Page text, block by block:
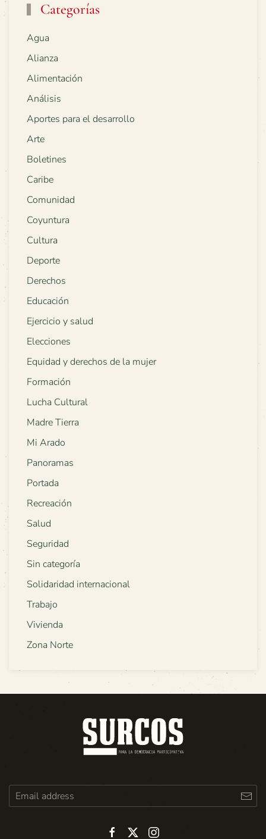
Categorías
Agua
Alianza
Alimentación
Análisis
Aportes para el desarrollo
Arte
Boletines
Caribe
Comunidad
Coyuntura
Cultura
Deporte
Derechos
Educación
Ejercicio y salud
Elecciones
Equidad y derechos de la mujer
Formación
Lucha Cultural
Madre Tierra
Mi Arado
Panoramas
Portada
Recreación
Salud
Seguridad
Sin categoría
Solidaridad internacional
Trabajo
Vivienda
Zona Norte